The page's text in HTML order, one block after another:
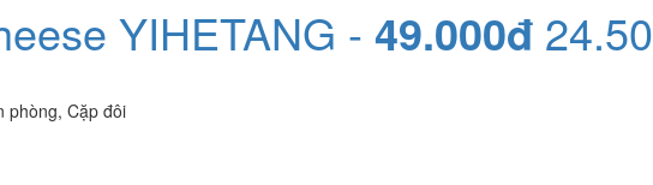
YIHETANG - 49.000đ
phòng, Cặp đôi